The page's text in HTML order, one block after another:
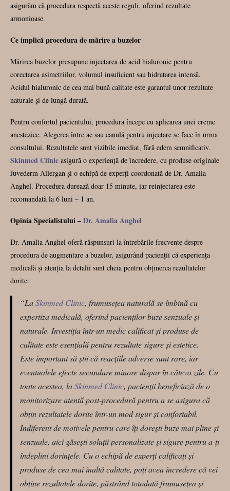
asigurăm că procedura respectă aceste reguli, oferind rezultate
armonioase.
Ce implică procedura de mărire a buzelor
Mărirea buzelor presupune injectarea de acid hialuronic pentru
corectarea asimetriilor, volumul insuficient sau hidratarea intensă.
Acidul hialuronic de cea mai bună calitate este garantul unor rezultate
naturale și de lungă durată.
Pentru confortul pacientului, procedura începe cu aplicarea unei creme
anestezice. Alegerea între ac sau canulă pentru injectare se face în urma
consultului. Rezultatele sunt vizibile imediat, fără edem semnificativ.
Skinmed Clinic asigură o experiență de încredere, cu produse originale
Juvederm Allergan și o echipă de experți coordonată de Dr. Amalia
Anghel. Procedura durează doar 15 minute, iar reinjectarea este
recomandată la 6 luni – 1 an.
Opinia Specialistului –Dr. Amalia Anghel
Dr. Amalia Anghel oferă răspunsuri la întrebările frecvente despre
procedura de augmentare a buzelor, asigurând pacienții că experiența
medicală și atenția la detalii sunt cheia pentru obținerea rezultatelor
dorite:
“LaSkinmed Clinic, frumusețea naturală se îmbină cu
expertiza medicală, oferind pacienților buze senzuale și
naturale. Investiția într-un medic calificat și produse de
calitate este esențială pentru rezultate sigure și estetice.
Este important să știi că reacțiile adverse sunt rare, iar
eventualele efecte secundare minore dispar în câteva zile. Cu
toate acestea, laSkinmed Clinic, pacienții beneficiază de o
monitorizare atentă post-procedură pentru a se asigura că
obțin rezultatele dorite într-un mod sigur și confortabil.
Indiferent de motivele pentru care îți dorești buze mai pline și
senzuale, aici găsești soluții personalizate și sigure pentru a-ți
îndeplini dorințele. Cu o echipă de experți calificați și
produse de cea mai înaltă calitate, poți avea încredere că vei
obține rezultatele dorite, păstrând totodată frumusețea și